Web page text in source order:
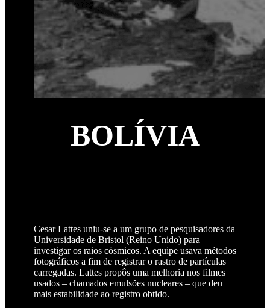
BOLÍVIA
Cesar Lattes uniu-se a um grupo de pesquisadores da
Universidade de Bristol (Reino Unido) para
investigar os raios cósmicos. A equipe usava métodos
fotográficos a fim de registrar o rastro de partículas
carregadas. Lattes propôs uma melhoria nos filmes
usados – chamados emulsões nucleares – que deu
mais estabilidade ao registro obtido.